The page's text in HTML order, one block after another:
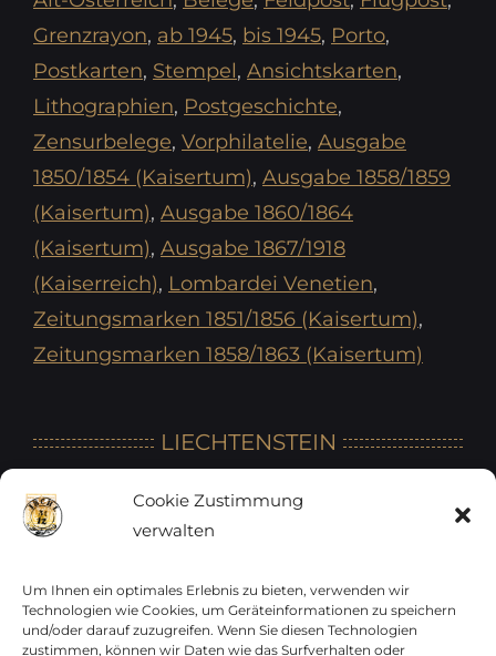
Cookie Zustimmung
verwalten
Um Ihnen ein optimales Erlebnis zu bieten, verwenden wir
Technologien wie Cookies, um Geräteinformationen zu speichern
und/oder darauf zuzugreifen. Wenn Sie diesen Technologien
zustimmen, können wir Daten wie das Surfverhalten oder
Grenzrayon, ab 1945, bis 1945, Porto,
Postkarten, Stempel, Ansichtskarten,
Lithographien, Postgeschichte,
Zensurbelege, Vorphilatelie, Ausgabe
1850/1854 (Kaisertum), Ausgabe 1858/1859
(Kaisertum), Ausgabe 1860/1864
(Kaisertum), Ausgabe 1867/1918
(Kaiserreich), Lombardei Venetien,
Zeitungsmarken 1851/1856 (Kaisertum),
Zeitungsmarken 1858/1863 (Kaisertum)
LIECHTENSTEIN
1921
Dienst,FDC,Flugpost
Stempel,Zeppelin